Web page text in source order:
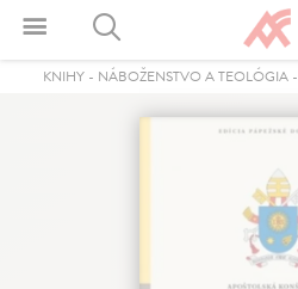
KNIHY- NÁBOŽENSTVO A TEOLÓGIA-